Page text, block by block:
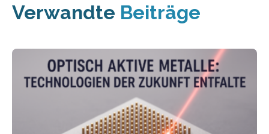
Verwandte Beiträge